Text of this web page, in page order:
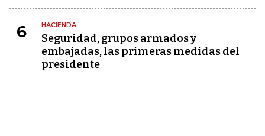
6 HACIENDA
Seguridad, grupos armados y
embajadas, las primeras medidas del
presidente